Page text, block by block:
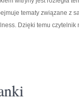
tematy związane z
Dzięki temu